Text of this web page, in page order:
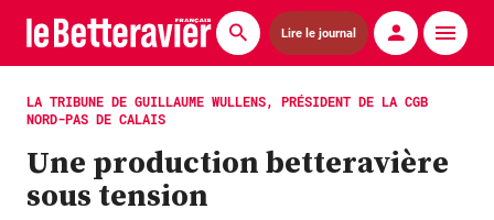
Lire le journal
Actualités
Économie
Agronomie
LA TRIBUNE DE GUILLAUME WULLENS, PRÉSIDENT DE LA CGB
NORD-PAS DE CALAIS
Une production betteravière
sous tension